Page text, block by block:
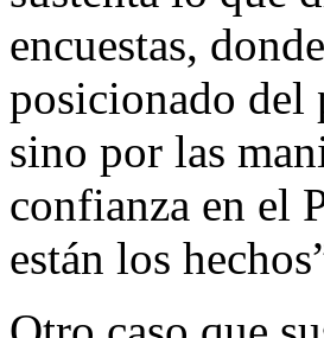
encuestas,
posicionado del
sino por las
confianza en el
están los